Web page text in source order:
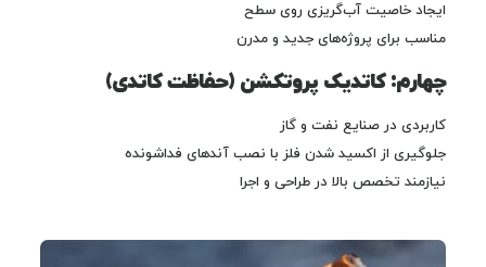
ایجاد خاصیت آب‌گریزی روی سطح
مناسب برای پروژه‌های جدید و مدرن
چهارم: کاتدیک پروتکشن (حفاظت کاتدی)
کاربردی در صنایع نفت و گاز
جلوگیری از اکسید شدن فلز با نصب آندهای فداشونده
نیازمند تخصص بالا در طراحی و اجرا